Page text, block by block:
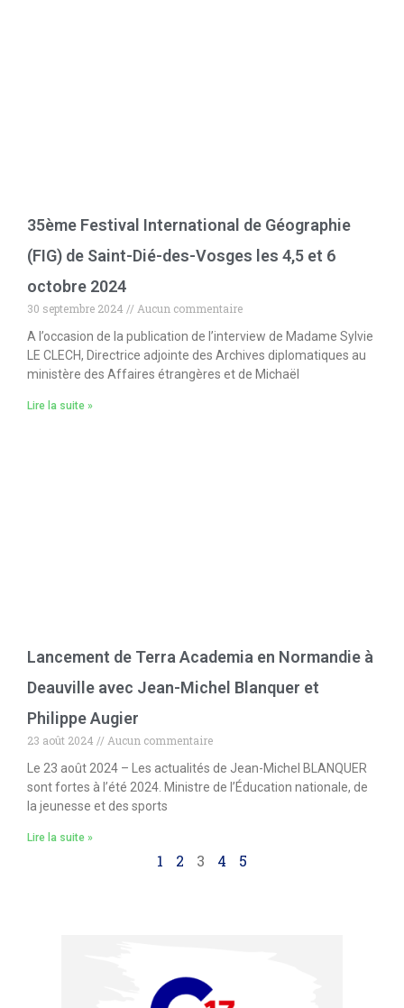
35ème Festival International de Géographie
(FIG) de Saint-Dié-des-Vosges les 4,5 et 6
octobre 2024
30 septembre 2024
Aucun commentaire
A l’occasion de la publication de l’interview de Madame Sylvie
LE CLECH, Directrice adjointe des Archives diplomatiques au
ministère des Affaires étrangères et de Michaël
Lire la suite »
Lancement de Terra Academia en Normandie à
Deauville avec Jean-Michel Blanquer et
Philippe Augier
23 août 2024
Aucun commentaire
Le 23 août 2024 – Les actualités de Jean-Michel BLANQUER
sont fortes à l’été 2024. Ministre de l’Éducation nationale, de
la jeunesse et des sports
Lire la suite »
1 2 3 4 5